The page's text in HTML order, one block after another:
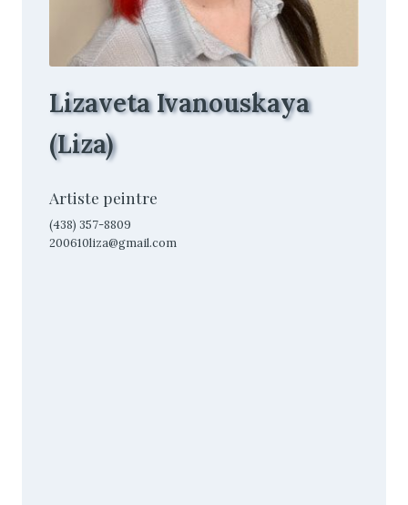
Lizaveta Ivanouskaya
(Liza)
Artiste peintre
(438) 357-8809
200610liza@gmail.com